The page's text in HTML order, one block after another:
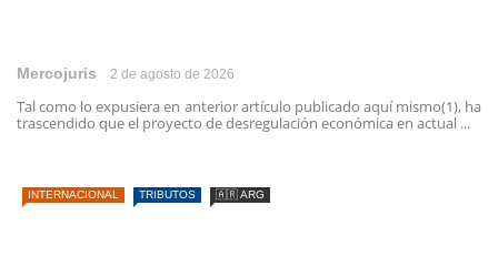
Mercojuris 2 de agosto de 2026
Tal como lo expusiera en anterior artículo publicado aquí mismo(1), ha
trascendido que el proyecto de desregulación económica en actual ...
INTERNACIONAL TRIBUTOS 🇦🇷 ARG